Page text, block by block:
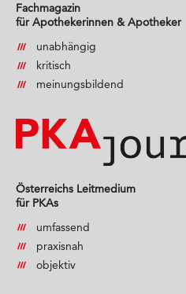
Fachmagazin
für Apothekerinnen & Apotheker
unabhängig
kritisch
meinungsbildend
Österreichs Leitmedium
für PKAs
umfassend
praxisnah
objektiv